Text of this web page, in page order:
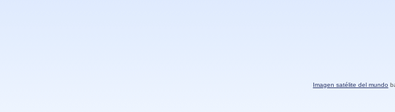
Imagen satélite del mundo